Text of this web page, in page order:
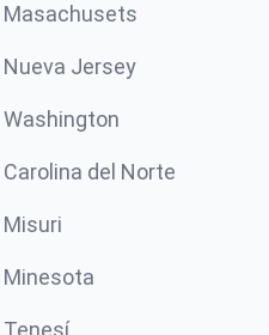
Masachusets
Nueva Jersey
Washington
Carolina del Norte
Misuri
Minesota
Tenesí